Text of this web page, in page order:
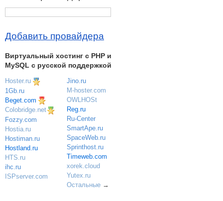
Добавить провайдера
Виртуальный хостинг c PHP и
MySQL с русской поддержкой
Hoster.ru
1Gb.ru
Beget.com
Colobridge.net
Fozzy.com
Hostia.ru
Hostiman.ru
Hostland.ru
HTS.ru
ihc.ru
ISPserver.com
Jino.ru
M-hoster.com
OWLHOSt
Reg.ru
Ru-Center
SmartApe.ru
SpaceWeb.ru
Sprinthost.ru
Timeweb.com
xorek.cloud
Yutex.ru
Остальные→